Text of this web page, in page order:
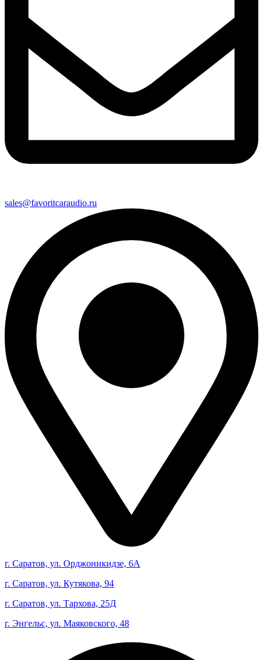
sales@favoritcaraudio.ru
г. Саратов, ул. Орджоникидзе, 6А
г. Саратов, ул. Кутякова, 94
г. Саратов, ул. Тархова, 25Д
г. Энгельс, ул. Маяковского, 48